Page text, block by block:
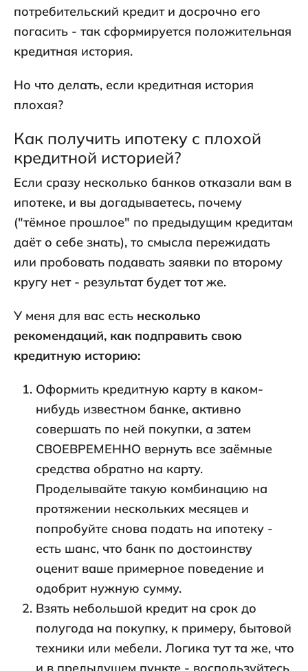
потребительский кредит и досрочно его
погасить - так сформируется положительная
кредитная история.
Но что делать, если кредитная история
плохая?
Как получить ипотеку с плохой
кредитной историей?
Если сразу несколько банков отказали вам в
ипотеке, и вы догадываетесь, почему
("тёмное прошлое" по предыдущим кредитам
даёт о себе знать), то смысла пережидать
или пробовать подавать заявки по второму
кругу нет - результат будет тот же.
У меня для вас есть несколько
рекомендаций, как подправить свою
кредитную историю:
Оформить кредитную карту в каком-
нибудь известном банке, активно
совершать по ней покупки, а затем
СВОЕВРЕМЕННО вернуть все заёмные
средства обратно на карту.
Проделывайте такую комбинацию на
протяжении нескольких месяцев и
попробуйте снова подать на ипотеку -
есть шанс, что банк по достоинству
оценит ваше примерное поведение и
одобрит нужную сумму.
Взять небольшой кредит на срок до
полугода на покупку, к примеру, бытовой
техники или мебели. Логика тут та же, что
и в предыдущем пункте - воспользуйтесь